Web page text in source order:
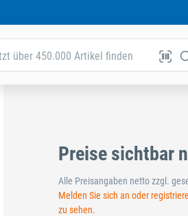
über 450.000 Artikel finden
Preise sichtbar
Alle Preisangaben netto zzgl.
Melden Sie sich an oder
zu sehen.